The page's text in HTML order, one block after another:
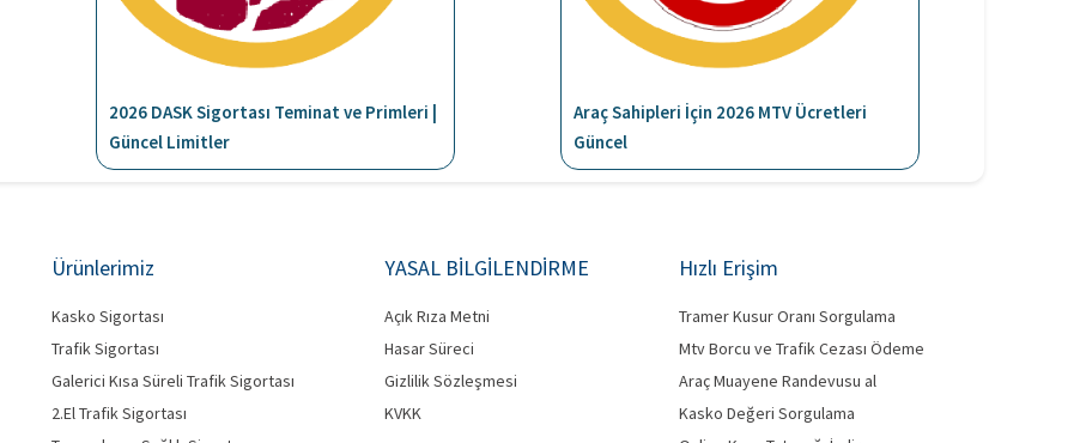
2026 DASK Sigortası Teminat ve Primleri |
Güncel Limitler
Araç Sahipleri İçin 2026 MTV Ücretleri
Güncel
Ürünlerimiz
Kasko Sigortası
Trafik Sigortası
Galerici Kısa Süreli Trafik Sigortası
2.El Trafik Sigortası
YASAL BİLGİLENDİRME
Açık Rıza Metni
Hasar Süreci
Gizlilik Sözleşmesi
KVKK
Hızlı Erişim
Tramer Kusur Oranı Sorgulama
Mtv Borcu ve Trafik Cezası Ödeme
Araç Muayene Randevusu al
Kasko Değeri Sorgulama